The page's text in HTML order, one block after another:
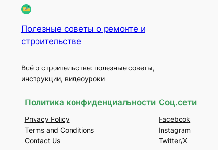
Полезные советы о ремонте и
строительстве
Всё о строительстве: полезные советы,
инструкции, видеоуроки
Политика конфиденциальности
Privacy Policy
Terms and Conditions
Contact Us
Соц.сети
Facebook
Instagram
Twitter/X